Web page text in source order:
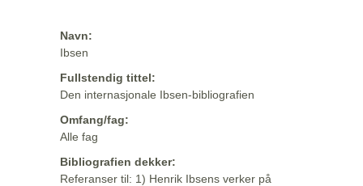
Navn:
Ibsen
Fullstendig tittel:
Den internasjonale Ibsen-bibliografien
Omfang/fag:
Alle fag
Bibliografien dekker:
Referanser til: 1) Henrik Ibsens verker på